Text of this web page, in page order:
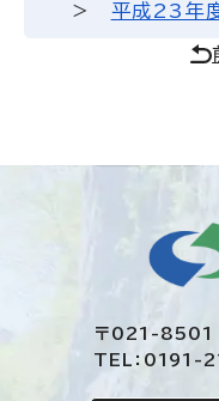
平成23年
〒021-8501
TEL：0191-